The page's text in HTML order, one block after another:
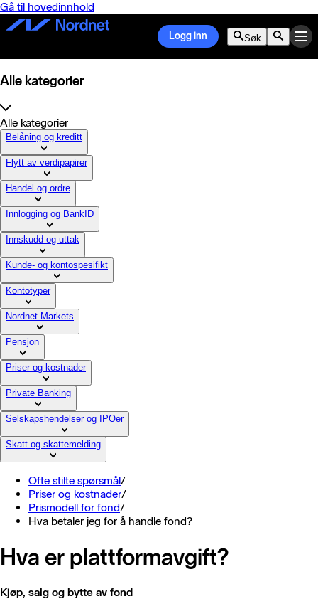
Gå til hovedinnhold
Logg inn Søk
Alle kategorier
Alle kategorier
Belåning og kreditt
Flytt av verdipapirer
Handel og ordre
Innlogging og BankID
Innskudd og uttak
Kunde- og kontospesifikt
Kontotyper
Nordnet Markets
Pensjon
Priser og kostnader
Private Banking
Selskapshendelser og IPOer
Skatt og skattemelding
Ofte stilte spørsmål/
Priser og kostnader/
Prismodell for fond/
Hva betaler jeg for å handle fond?
Hva er plattformavgift?
Kjøp, salg og bytte av fond